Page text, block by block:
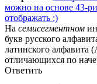
можно на основе 43-
отображать :)
На семисегментном
букв русского
латинского алфавита
отличающихся по
Ответить